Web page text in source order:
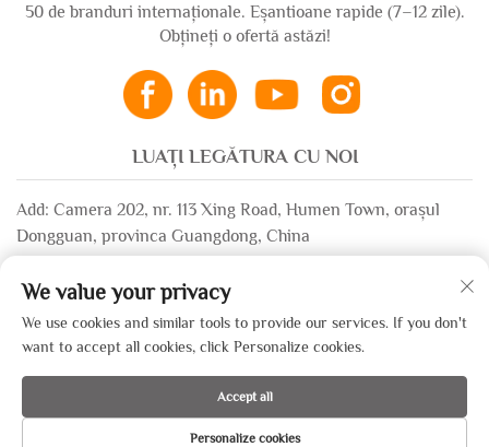
50 de branduri internaționale. Eșantioane rapide (7–12 zile).
Obțineți o ofertă astăzi!
LUAȚI LEGĂTURA CU NOI
Add: Camera 202, nr. 113 Xing Road, Humen Town, orașul
Dongguan, provinca Guangdong, China
+86-13532483058
Copyright © 2025 de către Dongguan Xinsheng Garment Co., Ltd. —
Politica de confidențialitate
We value your privacy
We use cookies and similar tools to provide our services. If you don't
want to accept all cookies, click Personalize cookies.
Personalize cookies
Accept all